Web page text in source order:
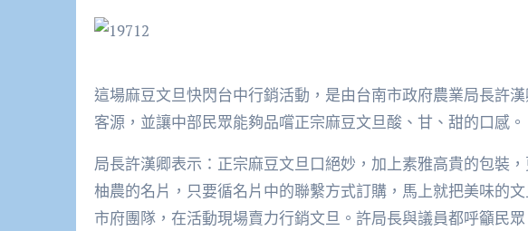
這場麻豆文旦快閃台中行銷活動，是由台南市政府農業局長許
客源，並讓中部民眾能夠品嚐正宗麻豆文旦酸、甘、甜的口感。
局長許漢卿表示：正宗麻豆文旦口絕妙，加上素雅高貴的包裝
柚農的名片，只要循名片中的聯繫方式訂購，馬上就把美味的
市府團隊，在活動現場賣力行銷文旦。許局長與議員都呼籲民